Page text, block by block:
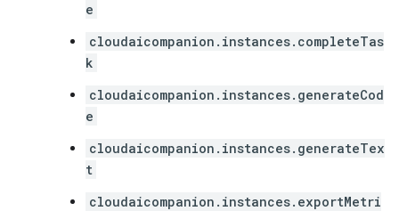
e
cloudaicompanion.instances.completeTas
k
cloudaicompanion.instances.generateCod
e
cloudaicompanion.instances.generateTex
t
cloudaicompanion.instances.exportMetri